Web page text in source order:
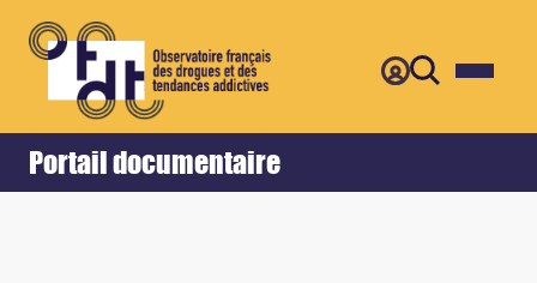
Portail documentaire
Accueil Retour